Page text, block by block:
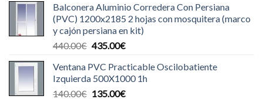
Balconera Aluminio Corredera Con Persiana
(PVC) 1200x2185 2 hojas con mosquitera (marco
y cajón persiana en kit)
440.00€ El
original
era:
440.00€.
435.00€El
actual
es:
435.00€.
Ventana PVC Practicable Oscilobatiente
Izquierda 500X1000 1h
140.00€ El
135.00€El